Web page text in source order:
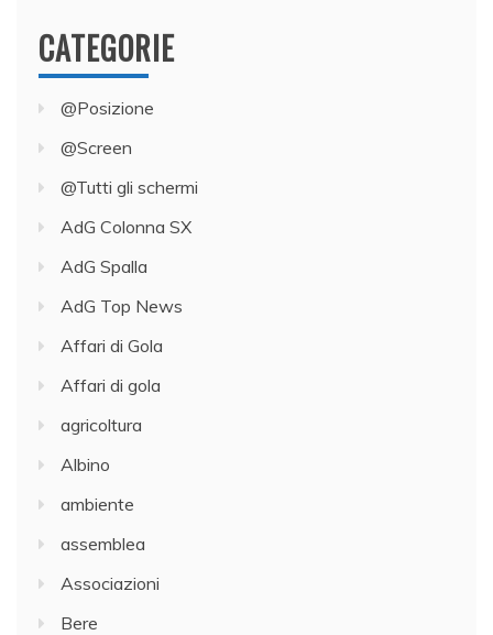
CATEGORIE
@Posizione
@Screen
@Tutti gli schermi
AdG Colonna SX
AdG Spalla
AdG Top News
Affari di Gola
Affari di gola
agricoltura
Albino
ambiente
assemblea
Associazioni
Bere